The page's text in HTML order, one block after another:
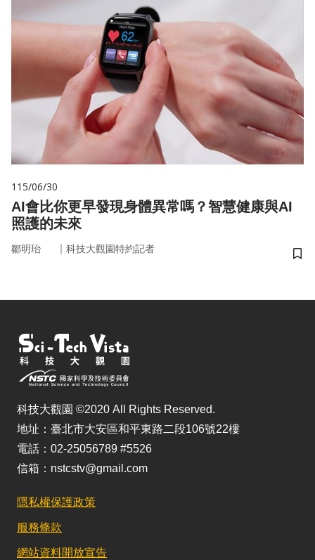
115/06/30
AI會比你更早發現身體異常嗎？智慧健康與AI
照護的未來
鄒明珆 ｜ 科技大觀園特約記者
儲
科技大觀園 ©2020 All Rights Reserved.
地址：臺北市大安區和平東路二段106號22樓
電話：02-25056789 #5526
信箱：nstcstv@gmail.com
隱私權保護政策
服務條款
網站資料開放宣告